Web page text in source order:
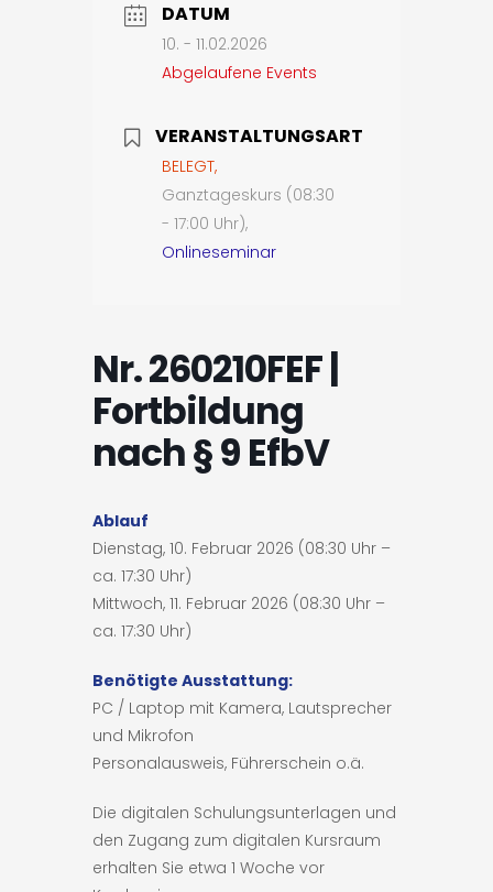
DATUM
10. - 11.02.2026
Abgelaufene Events
VERANSTALTUNGSART
BELEGT,
Ganztageskurs (08:30
- 17:00 Uhr),
Onlineseminar
Nr. 260210FEF |
Fortbildung
nach § 9 EfbV
Ablauf
Dienstag, 10. Februar 2026 (08:30 Uhr –
ca. 17:30 Uhr)
Mittwoch, 11. Februar 2026 (08:30 Uhr –
ca. 17:30 Uhr)
Benötigte Ausstattung:
PC / Laptop mit Kamera, Lautsprecher
und Mikrofon
Personalausweis, Führerschein o.ä.
Die digitalen Schulungsunterlagen und
den Zugang zum digitalen Kursraum
erhalten Sie etwa 1 Woche vor